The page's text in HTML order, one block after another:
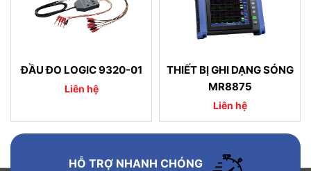
ĐẦU ĐO LOGIC 9320-01
Liên hệ
THIẾT BỊ GHI DẠNG SÓNG
MR8875
Liên hệ
HỖ TRỢ NHANH CHÓNG